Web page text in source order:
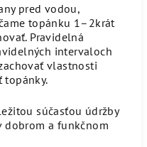
pred vodou,
topánku 1–2krát
Pravidelná
intervaloch
vlastnosti
topánky.
súčasťou údržby
dobrom a funkčnom